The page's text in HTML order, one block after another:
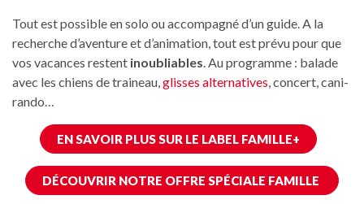
Tout est possible en solo ou accompagné d’un guide. A la
recherche d’aventure et d’animation, tout est prévu pour que
vos vacances restent inoubliables. Au programme : balade
avec les chiens de traineau,glisses alternatives, concert, cani-
rando…
EN SAVOIR PLUS SUR LE LABEL FAMILLE+
DÉCOUVRIR NOTRE OFFRE SPÉCIALE FAMILLE